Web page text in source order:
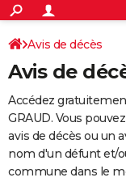
ACTUALITÉS
Politique
Société
Faits Divers
Education
Monde
Villes
+
SPORT
Coupe du monde 2026
Football
Tennis
Cyclisme
Rugby
Forum
Programme TV
TNT
Streaming
Cinéma
Sorties cinéma
Musique
+
FINANCE
Retraite
Epargne
Immobilier
Risques naturels par
Banque
Assurance
AUTO
Essais
Réserver un essai
Citadines
Berlines
SUV
Forum auto
+
Avis de décès
Avis de
Accédez
GRAUD. Vous
avis de décès ou un
nom d'un défunt et/
commune dans le